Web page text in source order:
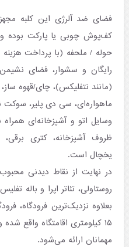
فضای ضد آلرژی این کلبه
رایگان و سشوار، فضای
(مانند نتفلیکس)، چای/قهوه
ماهواره‌ای، سی دی پلیر،
وسایل اتو و آشپزخانه‌ای همراه
ظروف آشپزخانه، کتری
یخچال است.
در نهایت از نقاط دیدنی
روستاولی، تئاتر اپرا و باله
بعلاوه نزدیک‌ترین فرودگاه،
۱۵ کیلومتری اقامتگاه واقع
مهمانان ارائه می‌شود.